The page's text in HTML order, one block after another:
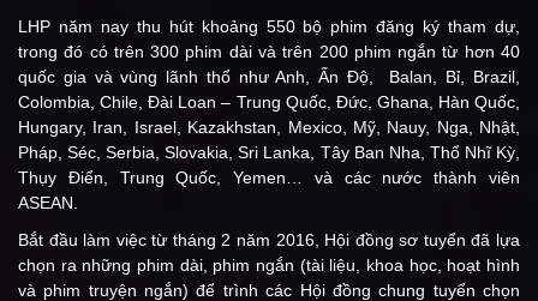
LHP năm nay thu hút khoảng 550 bộ phim đăng ký tham dự,
trong đó có trên 300 phim dài và trên 200 phim ngắn từ hơn 40
quốc gia và vùng lãnh thổ như Anh, Ấn Độ, Balan, Bỉ, Brazil,
Colombia, Chile, Đài Loan – Trung Quốc, Đức, Ghana, Hàn Quốc,
Hungary, Iran, Israel, Kazakhstan, Mexico, Mỹ, Nauy, Nga, Nhật,
Pháp, Séc, Serbia, Slovakia, Sri Lanka, Tây Ban Nha, Thổ Nhĩ Kỳ,
Thụy Điển, Trung Quốc, Yemen… và các nước thành viên
ASEAN.
Bắt đầu làm việc từ tháng 2 năm 2016, Hội đồng sơ tuyển đã lựa
chọn ra những phim dài, phim ngắn (tài liệu, khoa học, hoạt hình
và phim truyện ngắn) để trình các Hội đồng chung tuyển chọn